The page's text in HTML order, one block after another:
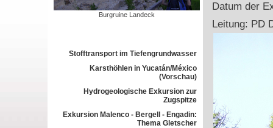
Burgruine Landeck
Stofftransport im Tiefengrundwasser
Karsthöhlen in Yucatán/México
(Vorschau)
Hydrogeologische Exkursion zur
Zugspitze
Exkursion Malenco - Bergell - Engadin:
Thema Gletscher
Datum der
Leitung: PD